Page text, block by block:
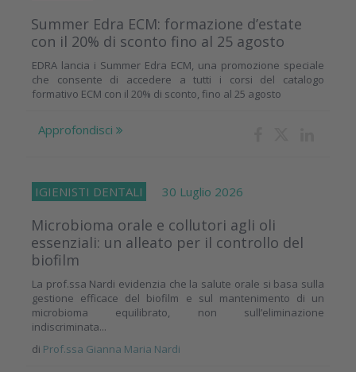
Summer Edra ECM: formazione d’estate
con il 20% di sconto fino al 25 agosto
EDRA lancia i Summer Edra ECM, una promozione speciale
che consente di accedere a tutti i corsi del catalogo
formativo ECM con il 20% di sconto, fino al 25 agosto
Approfondisci
IGIENISTI DENTALI 30 Luglio 2026
Microbioma orale e collutori agli oli
essenziali: un alleato per il controllo del
biofilm
La prof.ssa Nardi evidenzia che la salute orale si basa sulla
gestione efficace del biofilm e sul mantenimento di un
microbioma equilibrato, non sull’eliminazione
indiscriminata...
di Prof.ssa Gianna Maria Nardi